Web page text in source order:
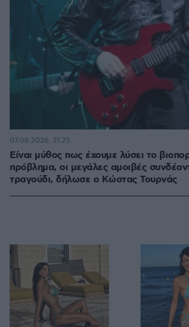
Είναι μύθος πως έχουμε λύσει το
πρόβλημα, οι μεγάλες αμοιβές
τραγούδι, δήλωσε ο Κώστας Τουρνάς
07.08.2026, 21:25